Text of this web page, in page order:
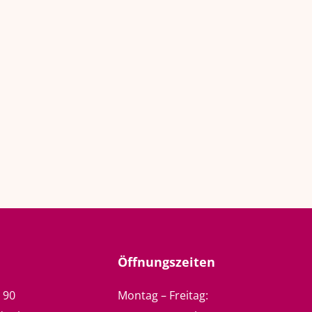
90
Öffnungszeiten
Montag – Freitag: